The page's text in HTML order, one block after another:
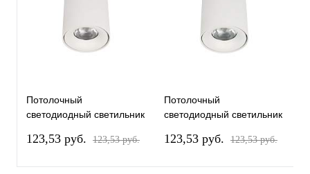
Потолочный
светодиодный светильник
4000K
123,53 pуб. 123,53 pуб.
Потолочный
светодиодный светильник
3000K
123,53 pуб. 123,53 pуб.